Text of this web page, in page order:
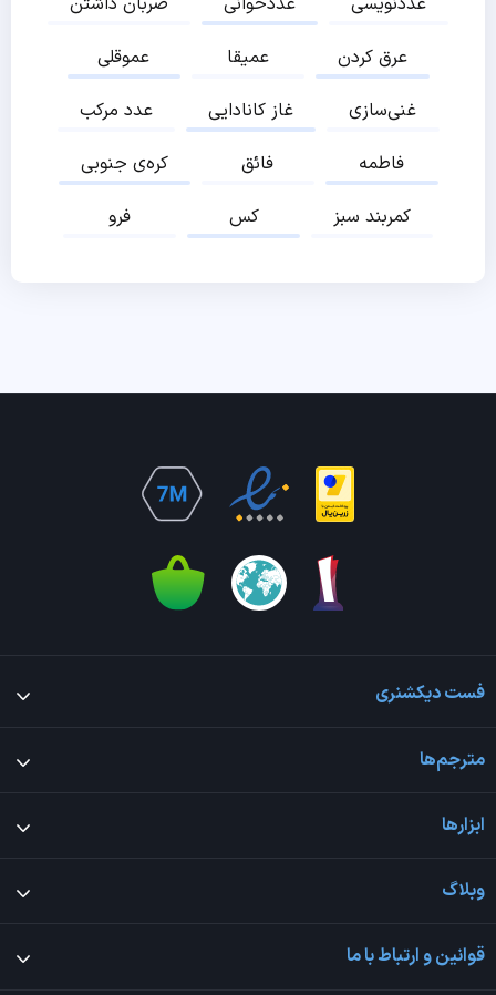
عموقلی
عمیقا
عرق کردن
عدد مرکب
غاز کانادایی
غنی‌سازی
کره‌ی جنوبی
فائق
فاطمه
فرو
کس کمربند سبز
فست دیکشنری
مترجم‌ها
ابزارها
وبلاگ
قوانین و ارتباط با ما